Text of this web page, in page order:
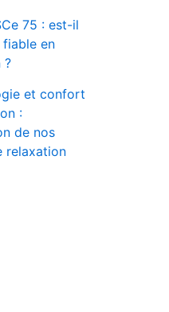
75 : est-il
en
?
et confort
:
de nos
relaxation